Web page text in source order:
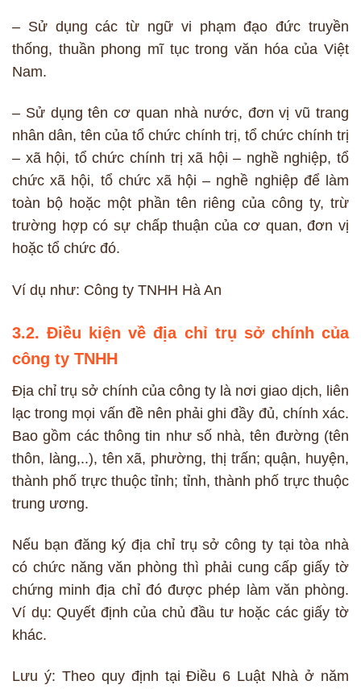
– Sử dụng các từ ngữ vi phạm đạo đức truyền
thống, thuần phong mĩ tục trong văn hóa của Việt
Nam.
– Sử dụng tên cơ quan nhà nước, đơn vị vũ trang
nhân dân, tên của tổ chức chính trị, tổ chức chính trị
– xã hội, tổ chức chính trị xã hội – nghề nghiệp, tổ
chức xã hội, tổ chức xã hội – nghề nghiệp để làm
toàn bộ hoặc một phần tên riêng của công ty, trừ
trường hợp có sự chấp thuận của cơ quan, đơn vị
hoặc tổ chức đó.
Ví dụ như: Công ty TNHH Hà An
3.2. Điều kiện về địa chỉ trụ sở chính của
công ty TNHH
Địa chỉ trụ sở chính của công ty là nơi giao dịch, liên
lạc trong mọi vấn đề nên phải ghi đầy đủ, chính xác.
Bao gồm các thông tin như số nhà, tên đường (tên
thôn, làng,..), tên xã, phường, thị trấn; quận, huyện,
thành phố trực thuộc tỉnh; tỉnh, thành phố trực thuộc
trung ương.
Nếu bạn đăng ký địa chỉ trụ sở công ty tại tòa nhà
có chức năng văn phòng thì phải cung cấp giấy tờ
chứng minh địa chỉ đó được phép làm văn phòng.
Ví dụ: Quyết định của chủ đầu tư hoặc các giấy tờ
khác.
Lưu ý: Theo quy định tại Điều 6 Luật Nhà ở năm